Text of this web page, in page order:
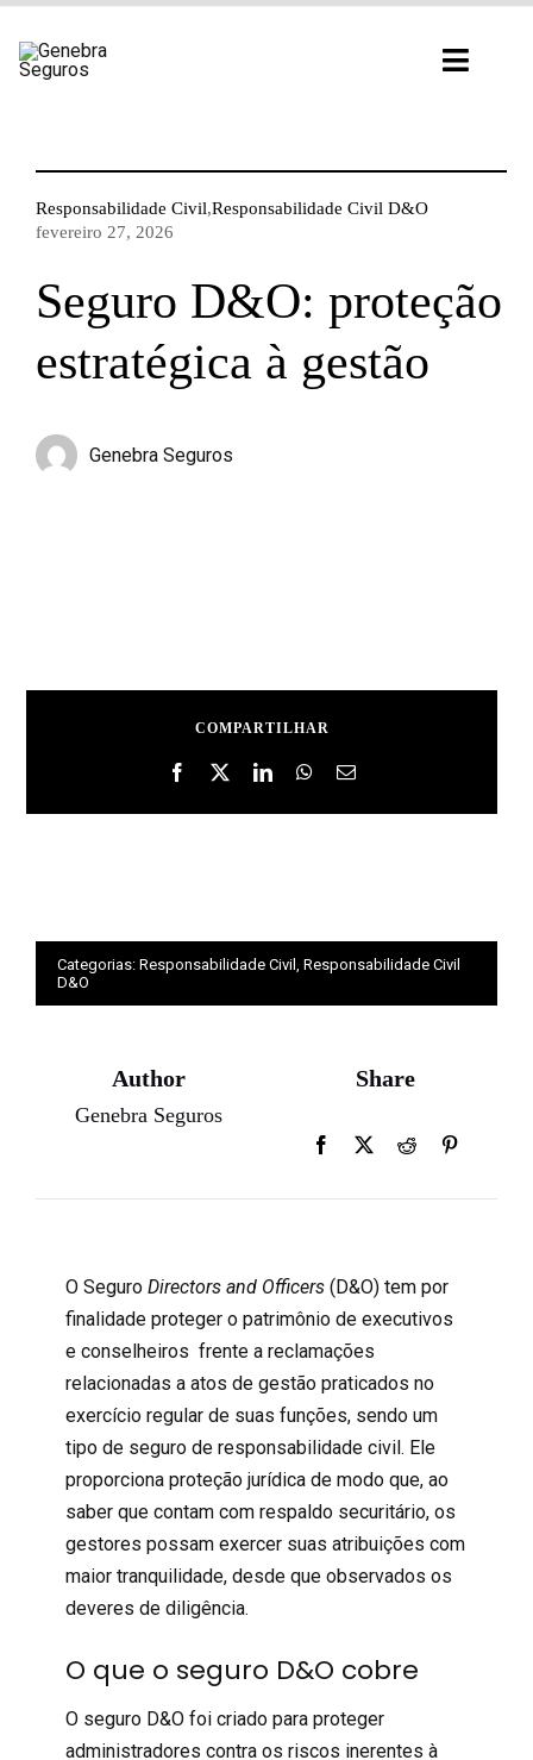
para
Responsabilidade Civil,Responsabilidade Civil D&O
fevereiro 27, 2026
Seguro D&O: proteção
estratégica à gestão
Genebra Seguros
COMPARTILHAR
Categorias: Responsabilidade Civil , Responsabilidade Civil
D&O
Author
Genebra Seguros
Share
O Seguro Directors and Officers(D&O) tem por
finalidade proteger o patrimônio de executivos
e conselheiros frente a reclamações
relacionadas a atos de gestão praticados no
exercício regular de suas funções, sendo um
tipo de seguro de responsabilidade civil. Ele
proporciona proteção jurídica de modo que, ao
saber que contam com respaldo securitário, os
gestores possam exercer suas atribuições com
maior tranquilidade, desde que observados os
deveres de diligência.
O que o seguro D&O cobre
O seguro D&Ofoi criado para proteger
administradores contra os riscos inerentes à